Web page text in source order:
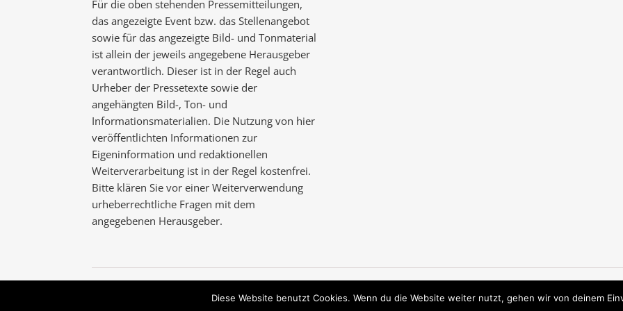
Für die oben stehenden Pressemitteilungen,
das angezeigte Event bzw. das Stellenangebot
sowie für das angezeigte Bild- und Tonmaterial
ist allein der jeweils angegebene Herausgeber
verantwortlich. Dieser ist in der Regel auch
Urheber der Pressetexte sowie der
angehängten Bild-, Ton- und
Informationsmaterialien. Die Nutzung von hier
veröffentlichten Informationen zur
Eigeninformation und redaktionellen
Weiterverarbeitung ist in der Regel kostenfrei.
Bitte klären Sie vor einer Weiterverwendung
urheberrechtliche Fragen mit dem
angegebenen Herausgeber.
Diese Website benutzt Cookies. Wenn du die Website weiter nutzt, gehen wir von deinem